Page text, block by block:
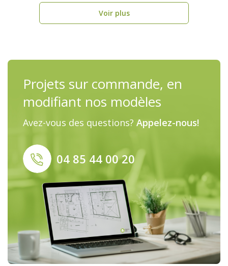
Voir plus
Projets sur commande, en
modifiant nos modèles
Avez-vous des questions? Appelez-nous!
04 85 44 00 20